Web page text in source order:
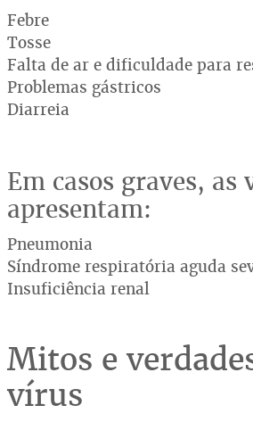
Febre
Tosse
Falta de ar e dificuldade para
Problemas gástricos
Diarreia
Em casos graves, as
apresentam:
Pneumonia
Síndrome respiratória aguda
Insuficiência renal
Mitos e
vírus